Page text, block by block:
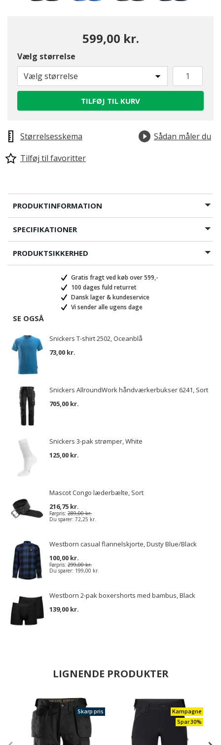
valgte
599,00 kr.
Vælg størrelse
Vælg størrelse
TILFØJ TIL KURV
Størrelsesskema
Sådan måler du
Tilføj til favoritter
PRODUKTINFORMATION
SPECIFIKATIONER
PRODUKTSIKKERHED
Gratis fragt ved køb over 599,-
100 dages fuld returret
Dansk lager & kundeservice
Vi sender alle ugens dage
SE OGSÅ
Snickers T-shirt 2502, Oceanblå
73,00 kr.
Snickers AllroundWork håndværkerbukser 6241, Sort
705,00 kr.
Snickers 3-pak strømper, White
125,00 kr.
Mascot Congo læderbælte, Sort
216,75 kr.
Førpris: 289,00 kr.
Du sparer: 72,25 kr.
Westborn casual flannelskjorte, Dusty Blue/Black
100,00 kr.
Førpris: 299,00 kr.
Du sparer: 199,00 kr.
Westborn 2-pak boxershorts med bambus, Black
139,00 kr.
LIGNENDE PRODUKTER
Skarp pris
Kampagne
Spar 30%